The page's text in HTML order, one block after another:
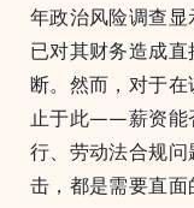
年政治风险调查
已对其财务造成
断。然而，对于
止于此——薪资能
行、劳动法合规
击，都是需要直面